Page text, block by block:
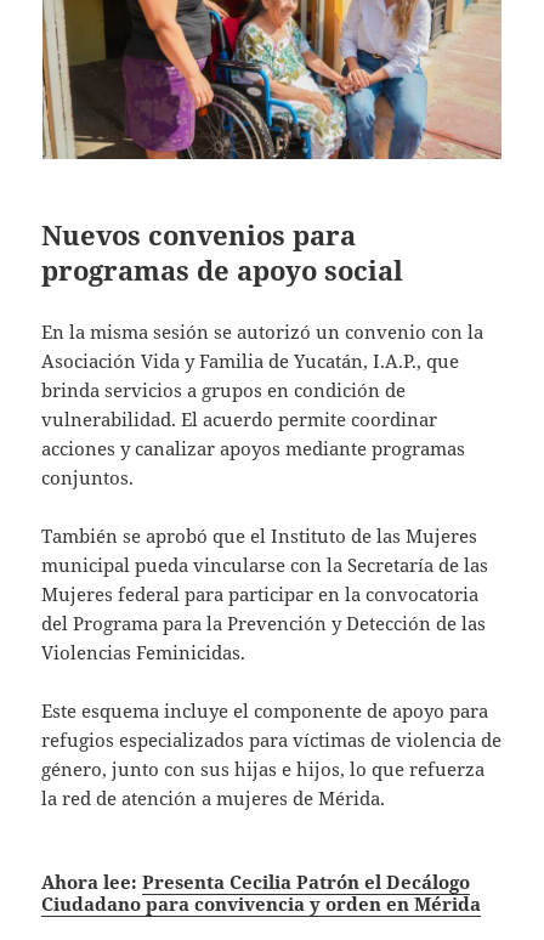
Nuevos convenios para
programas de apoyo social
En la misma sesión se autorizó un convenio con la
Asociación Vida y Familia de Yucatán, I.A.P., que
brinda servicios a grupos en condición de
vulnerabilidad. El acuerdo permite coordinar
acciones y canalizar apoyos mediante programas
conjuntos.
También se aprobó que el Instituto de las Mujeres
municipal pueda vincularse con la Secretaría de las
Mujeres federal para participar en la convocatoria
del Programa para la Prevención y Detección de las
Violencias Feminicidas.
Este esquema incluye el componente de apoyo para
refugios especializados para víctimas de violencia de
género, junto con sus hijas e hijos, lo que refuerza
la red de atención a mujeres de Mérida.
Ahora lee:Presenta Cecilia Patrón el Decálogo
Ciudadano para convivencia y orden en Mérida